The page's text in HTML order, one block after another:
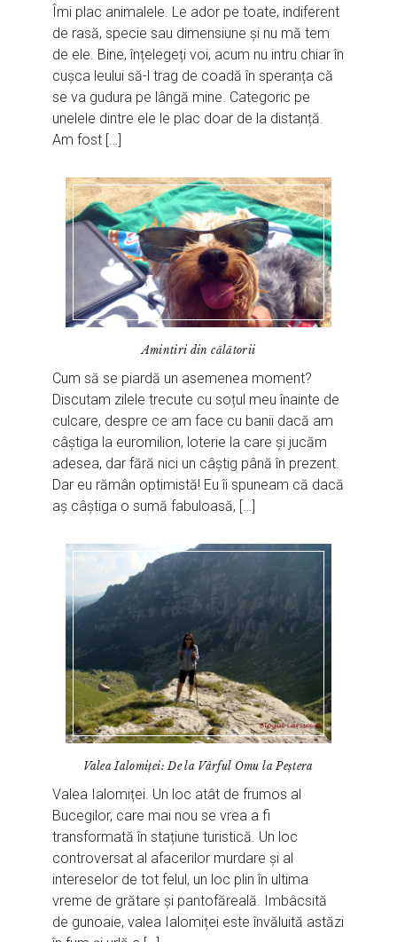
Îmi plac animalele. Le ador pe toate, indiferent
de rasă, specie sau dimensiune și nu mă tem
de ele. Bine, înțelegeți voi, acum nu intru chiar în
cușca leului să-l trag de coadă în speranța că
se va gudura pe lângă mine. Categoric pe
unelele dintre ele le plac doar de la distanță.
Am fost […]
Amintiri din călătorii
Cum să se piardă un asemenea moment?
Discutam zilele trecute cu soțul meu înainte de
culcare, despre ce am face cu banii dacă am
câștiga la euromilion, loterie la care și jucăm
adesea, dar fără nici un câștig până în prezent.
Dar eu rămân optimistă! Eu îi spuneam că dacă
aș câștiga o sumă fabuloasă, […]
Valea Ialomiței: De la Vârful Omu la Peștera
Valea Ialomiței. Un loc atât de frumos al
Bucegilor, care mai nou se vrea a fi
transformată în stațiune turistică. Un loc
controversat al afacerilor murdare și al
intereselor de tot felul, un loc plin în ultima
vreme de grătare și pantofăreală. Imbâcsită
de gunoaie, valea Ialomiței este învăluită astăzi